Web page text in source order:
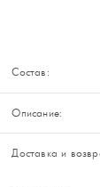
Состав:
Описание:
Доставка и